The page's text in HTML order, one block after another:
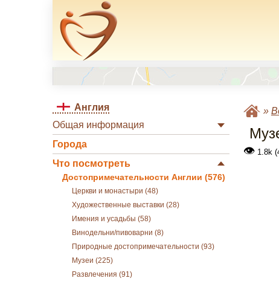
Англия
Общая информация
Города
Что посмотреть
Достопримечательности Англии (576)
Церкви и монастыри (48)
Художественные выставки (28)
Имения и усадьбы (58)
Винодельни/пивоварни (8)
Природные достопримечательности (93)
Музеи (225)
Развлечения (91)
»
👁1.8k